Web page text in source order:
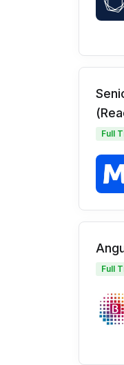
Full
Full